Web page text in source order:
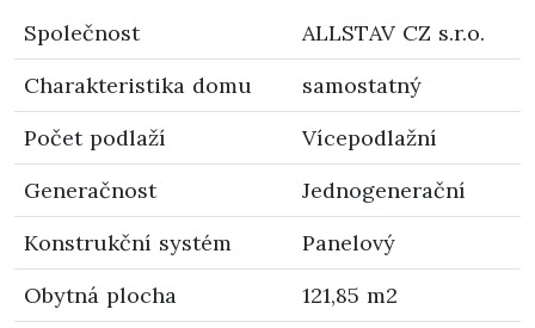
Společnost
ALLSTAV CZ s.r.o.
Charakteristika domu
samostatný
Počet podlaží
Vícepodlažní
Generačnost
Jednogenerační
Konstrukční systém
Panelový
Obytná plocha
121,85 m2